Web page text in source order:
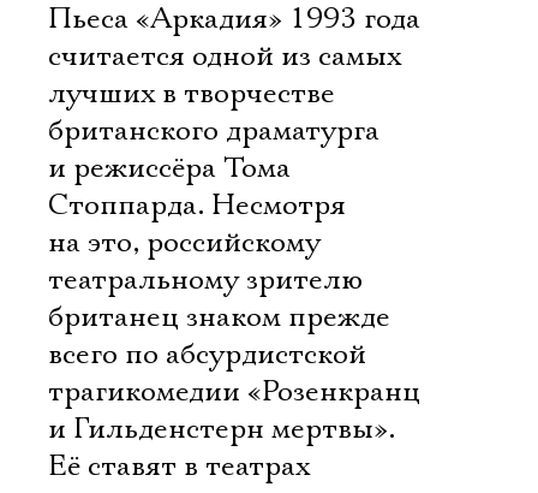
Пьеса «Аркадия» 1993 года
считается одной из самых
лучших в творчестве
британского драматурга
и режиссёра Тома
Стоппарда. Несмотря
на это, российскому
театральному зрителю
британец знаком прежде
всего по абсурдистской
трагикомедии «Розенкранц
и Гильденстерн мертвы».
Её ставят в театрах